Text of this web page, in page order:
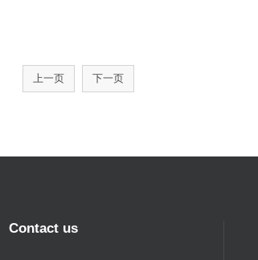
上一页 下一页
Contact us